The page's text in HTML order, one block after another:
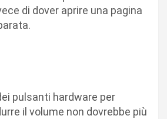
di dover aprire una pagina
pulsanti hardware per
il volume non dovrebbe più